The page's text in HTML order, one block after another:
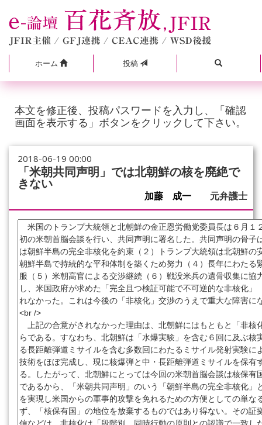
ホーム 投稿
本文を修正後、投稿パスワードを入力し、「確認
画面を表示する」ボタンをクリックして下さい。
2018-06-19 00:00
「米朝共同声明」では北朝鮮の核を廃絶で
きない
加藤 成一 元弁護士